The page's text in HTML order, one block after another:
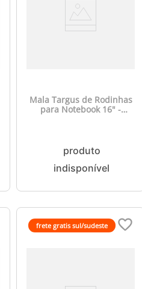
Mala Targus de Rodinhas
para Notebook 16" -
frete gratis sul/sudeste